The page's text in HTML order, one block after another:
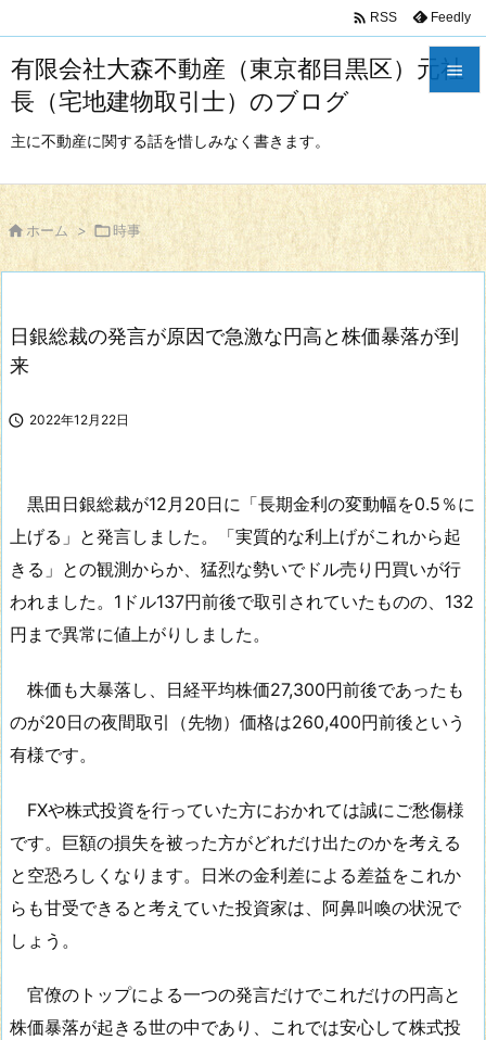
有限会社大森不動産（東京都目黒区）元社
長（宅地建物取引士）のブログ
主に不動産に関する話を惜しみなく書きます。

サイド

前へ

 RSS Feedly
 ホーム > 時事
日銀総裁の発言が原因で急激な円高と株価暴落が到
来
 2022年12月22日
黒田日銀総裁が12月20日に「長期金利の変動幅を0.5％に
上げる」と発言しました。「実質的な利上げがこれから起
きる」との観測からか、猛烈な勢いでドル売り円買いが行
われました。1ドル137円前後で取引されていたものの、132
円まで異常に値上がりしました。
株価も大暴落し、日経平均株価27,300円前後であったも
のが20日の夜間取引（先物）価格は260,400円前後という
有様です。
FXや株式投資を行っていた方におかれては誠にご愁傷様
です。巨額の損失を被った方がどれだけ出たのかを考える
と空恐ろしくなります。日米の金利差による差益をこれか
らも甘受できると考えていた投資家は、阿鼻叫喚の状況で
しょう。
官僚のトップによる一つの発言だけでこれだけの円高と
株価暴落が起きる世の中であり、これでは安心して株式投